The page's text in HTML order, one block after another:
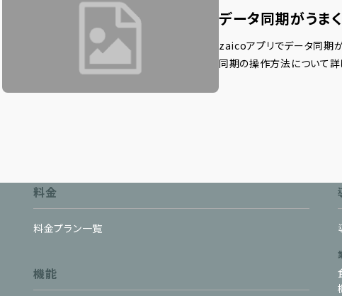
データ同期がうま
zaicoアプリでデータ同期
同期の操作方法について
料金
料金プラン一覧
機能